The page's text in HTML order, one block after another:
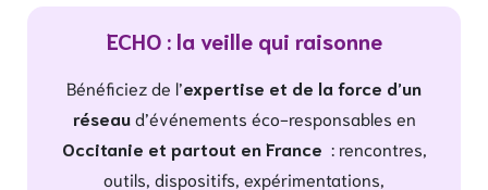
ECHO : la veille qui raisonne
Bénéficiez de l’expertise et de la force d’un
réseaud’événements éco-responsables en
Occitanie et partout en France : rencontres,
outils, dispositifs, expérimentations,